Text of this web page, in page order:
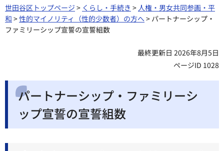
世田谷区トップページ > くらし・手続き > 人権・男女共同参画・平
和 >性的マイノリティ（性的少数者）の方へ > パートナーシップ・
ファミリーシップ宣誓の宣誓組数
最終更新日 2026年8月5日
ページID 1028
パートナーシップ・ファミリーシ
ップ宣誓の宣誓組数